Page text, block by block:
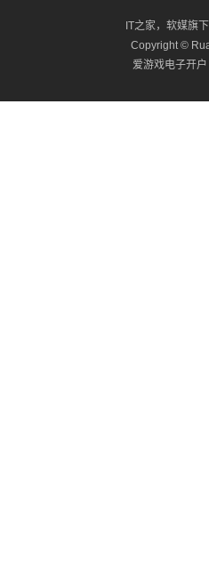
IT之家，软媒旗
Copyright ©
爱游戏电子开